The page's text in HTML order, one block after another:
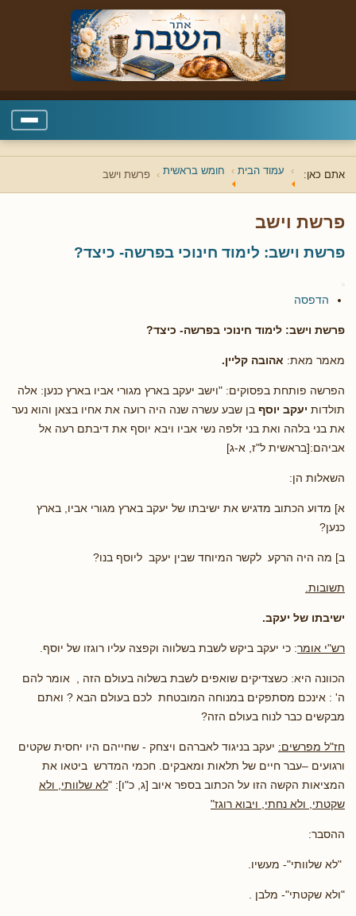
אתם כאן: עמוד הבית חומש בראשית פרשת וישב
פרשת וישב
פרשת וישב: לימוד חינוכי בפרשה- כיצד?
הדפסה
פרשת וישב: לימוד חינוכי בפרשה- כיצד?
מאמר מאת: אהובה קליין.
הפרשה פותחת בפסוקים: "וישב יעקב בארץ מגורי אביו בארץ כנען: אלה
תולדות יעקב יוסף בן שבע עשרה שנה היה רועה את אחיו בצאן והוא נער
את בני בלהה ואת בני זלפה נשי אביו ויבא יוסף את דיבתם רעה אל
אביהם:[בראשית ל"ז, א-ג]
השאלות הן:
א] מדוע הכתוב מדגיש את ישיבתו של יעקב בארץ מגורי אביו, בארץ
כנען?
ב] מה היה הרקע לקשר המיוחד שבין יעקב ליוסף בנו?
תשובות.
ישיבתו של יעקב.
רש"י אומר: כי יעקב ביקש לשבת בשלווה וקפצה עליו רוגזו של יוסף.
הכוונה היא: כשצדיקים שואפים לשבת בשלוה בעולם הזה , אומר להם
ה' : אינכם מסתפקים במנוחה המובטחת לכם בעולם הבא ? ואתם
מבקשים כבר לנוח בעולם הזה?
חז"ל מפרשים: יעקב בניגוד לאברהם ויצחק - שחייהם היו יחסית שקטים
ורגועים –עבר חיים של תלאות ומאבקים. חכמי המדרש ביטאו את
המציאות הקשה הזו על הכתוב בספר איוב [ג, כ"ו]: "לא שלוותי, ולא
שקטתי, ולא נחתי, ויבוא רוגז"
ההסבר:
"לא שלוותי"- מעשיו.
"ולא שקטתי"- מלבן .